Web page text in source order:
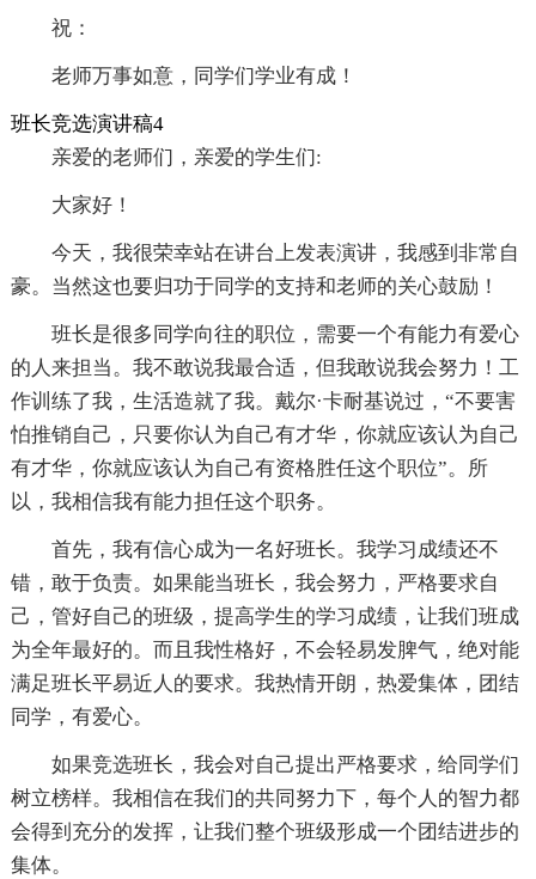
祝：
老师万事如意，同学们学业有成！
班长竞选演讲稿4
亲爱的老师们，亲爱的学生们:
大家好！
今天，我很荣幸站在讲台上发表演讲，我感到非常自
豪。当然这也要归功于同学的支持和老师的关心鼓励！
班长是很多同学向往的职位，需要一个有能力有爱心
的人来担当。我不敢说我最合适，但我敢说我会努力！工
作训练了我，生活造就了我。戴尔·卡耐基说过，“不要害
怕推销自己，只要你认为自己有才华，你就应该认为自己
有才华，你就应该认为自己有资格胜任这个职位”。所
以，我相信我有能力担任这个职务。
首先，我有信心成为一名好班长。我学习成绩还不
错，敢于负责。如果能当班长，我会努力，严格要求自
己，管好自己的班级，提高学生的学习成绩，让我们班成
为全年最好的。而且我性格好，不会轻易发脾气，绝对能
满足班长平易近人的要求。我热情开朗，热爱集体，团结
同学，有爱心。
如果竞选班长，我会对自己提出严格要求，给同学们
树立榜样。我相信在我们的共同努力下，每个人的智力都
会得到充分的发挥，让我们整个班级形成一个团结进步的
集体。